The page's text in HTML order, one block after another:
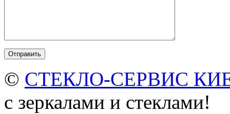
© СТЕКЛО-СЕРВИС
с зеркалами и стеклами!